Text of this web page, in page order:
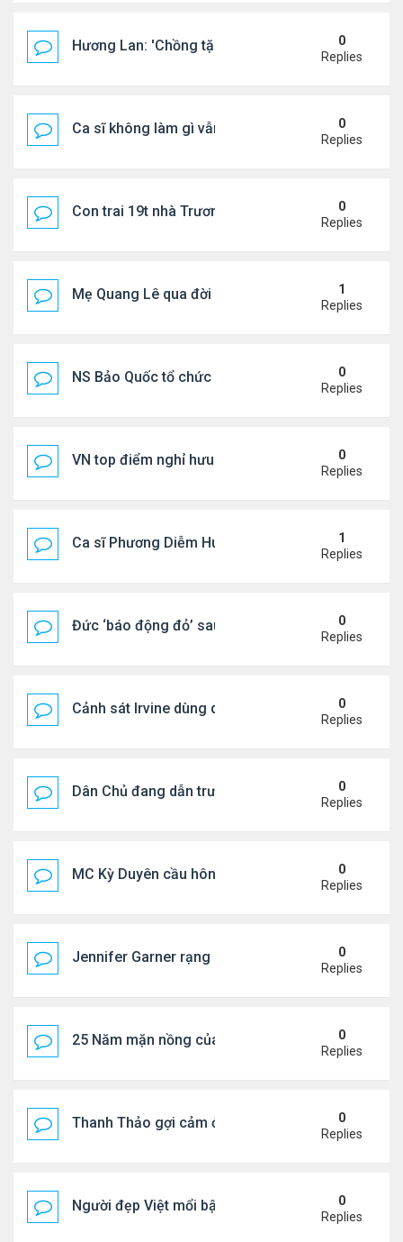
Hương Lan: 'Chồng tặng tôi khu vườn tình yêu'
0
Replies
Ca sĩ không làm gì vẫn kiếm được 400 triệu đồng/
0
Replies
Con trai 19t nhà Trương Bá Chi - Tạ Đình Phong
0
Replies
Mẹ Quang Lê qua đời sau 2 năm đột quỵ. 1
Replies
NS Bảo Quốc tổ chức sn cho bà xã
0
Replies
VN top điểm nghỉ hưu lý tưởng cho người Mỹ
0
Replies
Ca sĩ Phương Diễm Huyền bị khởi tố
1
Replies
Đức ‘báo động đỏ’ sau vụ phát hiện UAV mang
0
Replies
Cảnh sát Irvine dùng drone bắt kẻ trộm trong
0
Replies
Dân Chủ đang dẫn trước Cộng Hòa trong các
0
Replies
MC Kỳ Duyên cầu hôn lại chồng cũ
0
Replies
Jennifer Garner rạng rỡ bên bạn trai kém 6 tuổi
0
Replies
25 Năm mặn nồng của 'Điệp viên 007'
0
Replies
Thanh Thảo gợi cảm ở tuổi 49
0
Replies
Người đẹp Việt mổi bật giữa dàn sao châu Á
0
Replies